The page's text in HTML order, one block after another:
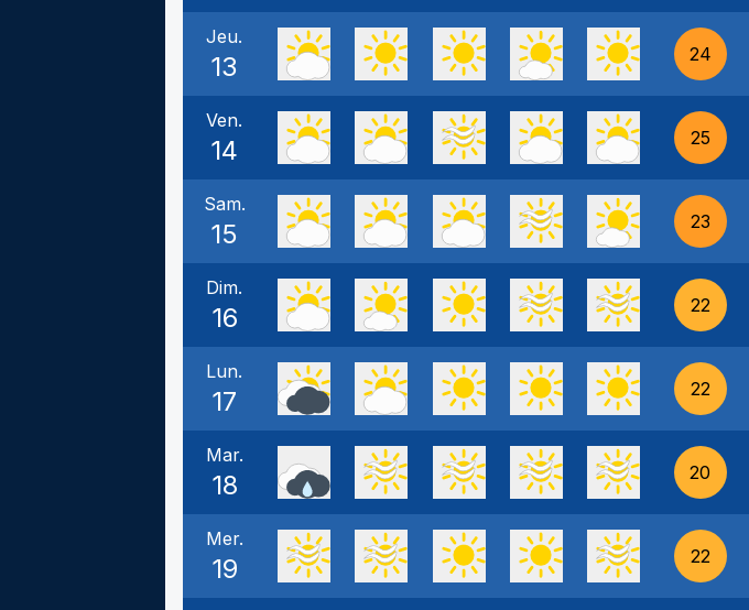
Jeu.
13 24
Ven.
14 25
Sam.
15 23
Dim.
16 22
Lun.
17 22
Mar.
18 20
Mer.
19 22